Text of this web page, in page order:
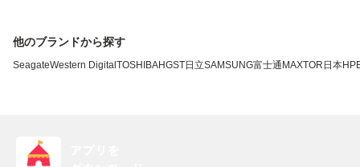
他のブランドから探す
SeagateWestern Digital TOSHIBAHGST日立SAMSUNG富士通 MAXTOR 日本HP